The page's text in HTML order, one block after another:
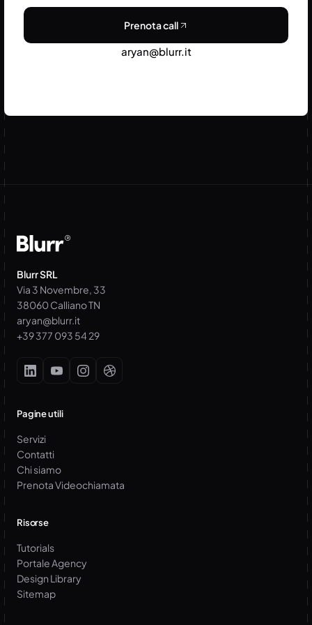
Prenota call
aryan@blurr.it
Blurr SRL
Via 3 Novembre, 33
38060 Calliano TN
aryan@blurr.it
+39 377 093 54 29
Pagine utili
Servizi
Contatti
Chi siamo
Prenota Videochiamata
Risorse
Tutorials
Portale Agency
Design Library
Sitemap